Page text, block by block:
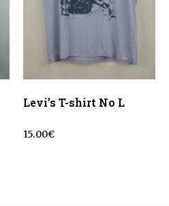
Levi’s T-shirt No L
15.00€